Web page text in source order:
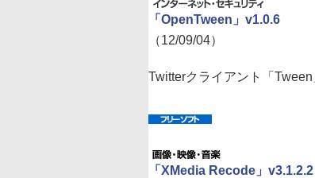
「OpenTween」v1.0.6
（12/09/04）
Twitterクライアント「
「XMedia Recode」v3.1.2.2